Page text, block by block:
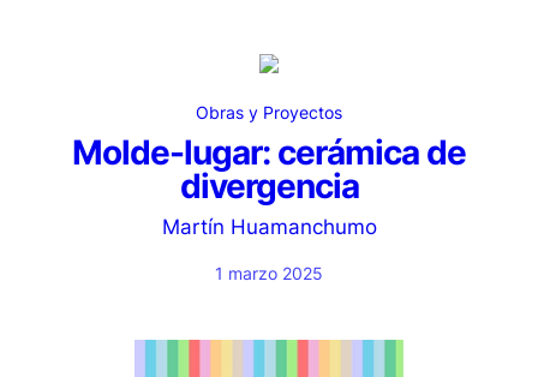
Obras y Proyectos
Molde-lugar: cerámica de
divergencia
Martín Huamanchumo
1 marzo 2025